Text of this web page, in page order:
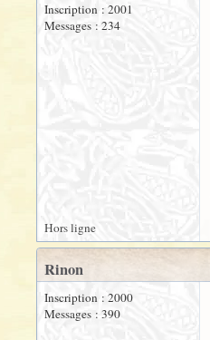
Inscription : 2001
Messages : 234
Hors ligne
Rinon
Inscription : 2000
Messages : 390